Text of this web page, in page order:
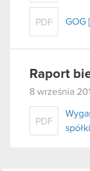
PDF GOG
Raport
8 września
PDF